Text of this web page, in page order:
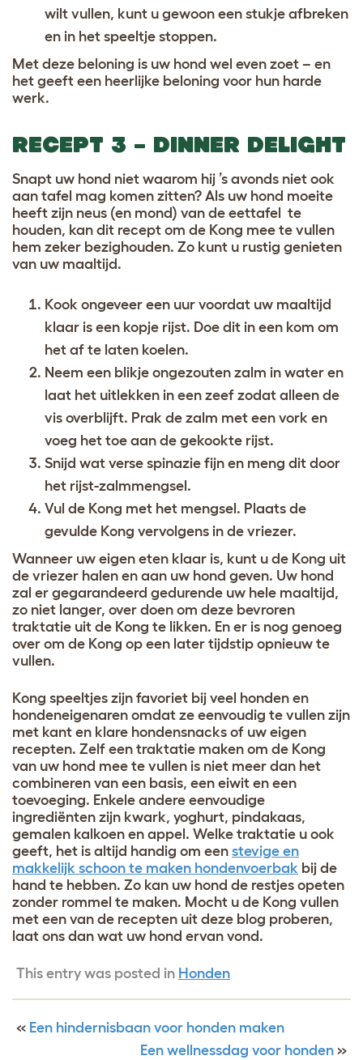
wilt vullen, kunt u gewoon een stukje afbreken
en in het speeltje stoppen.
Met deze beloning is uw hond wel even zoet – en
het geeft een heerlijke beloning voor hun harde
werk.
RECEPT 3 – DINNER DELIGHT
Snapt uw hond niet waarom hij ’s avonds niet ook
aan tafel mag komen zitten? Als uw hond moeite
heeft zijn neus (en mond) van de eettafel te
houden, kan dit recept om de Kong mee te vullen
hem zeker bezighouden. Zo kunt u rustig genieten
van uw maaltijd.
Kook ongeveer een uur voordat uw maaltijd
klaar is een kopje rijst. Doe dit in een kom om
het af te laten koelen.
Neem een blikje ongezouten zalm in water en
laat het uitlekken in een zeef zodat alleen de
vis overblijft. Prak de zalm met een vork en
voeg het toe aan de gekookte rijst.
Snijd wat verse spinazie fijn en meng dit door
het rijst-zalmmengsel.
Vul de Kong met het mengsel. Plaats de
gevulde Kong vervolgens in de vriezer.
Wanneer uw eigen eten klaar is, kunt u de Kong uit
de vriezer halen en aan uw hond geven. Uw hond
zal er gegarandeerd gedurende uw hele maaltijd,
zo niet langer, over doen om deze bevroren
traktatie uit de Kong te likken. En er is nog genoeg
over om de Kong op een later tijdstip opnieuw te
vullen.
Kong speeltjes zijn favoriet bij veel honden en
hondeneigenaren omdat ze eenvoudig te vullen zijn
met kant en klare hondensnacks of uw eigen
recepten. Zelf een traktatie maken om de Kong
van uw hond mee te vullen is niet meer dan het
combineren van een basis, een eiwit en een
toevoeging. Enkele andere eenvoudige
ingrediënten zijn kwark, yoghurt, pindakaas,
gemalen kalkoen en appel. Welke traktatie u ook
geeft, het is altijd handig om een stevige en
makkelijk schoon te maken hondenvoerbak bij de
hand te hebben. Zo kan uw hond de restjes opeten
zonder rommel te maken. Mocht u de Kong vullen
met een van de recepten uit deze blog proberen,
laat ons dan wat uw hond ervan vond.
This entry was posted in Honden
« Een hindernisbaan voor honden maken
Een wellnessdag voor honden »